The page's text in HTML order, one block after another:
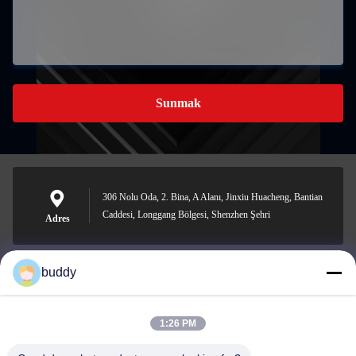
Sunmak
Adres
306 Nolu Oda, 2. Bina, A Alanı, Jinxiu Huacheng, Bantian
Caddesi, Longgang Bölgesi, Shenzhen Şehri
info@yimabattery.com
buddy
1:26 PM